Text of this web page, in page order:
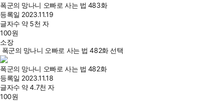
폭군의 망나니 오빠로 사는 법 483화
등록일 2023.11.19
글자수 약 5천 자
100원
소장
폭군의 망나니 오빠로 사는 법 482화 선택
폭군의 망나니 오빠로 사는 법 482화
등록일 2023.11.18
글자수 약 4.7천 자
100원